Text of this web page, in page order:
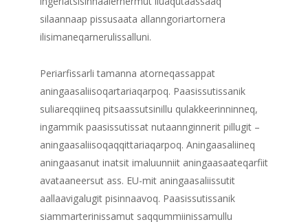
silaannaap pissusaata allanngoriartornera
ilisimaneqarnerulissalluni.
Periarfissarli tamanna atorneqassappat
aningaasaliisoqartariaqarpoq. Paasissutissanik
suliareqqiineq pitsaassutsinillu qulakkeerinninneq,
ingammik paasissutissat nutaannginnerit pillugit –
aningaasaliisoqaqqittariaqarpoq. Aningaasaliineq
aningaasanut inatsit imaluunniit aningaasaateqarfiit
avataaneersut ass. EU-mit aningaasaliissutit
aallaavigalugit pisinnaavoq. Paasissutissanik
siammarterinissamut saqqummiinissamullu